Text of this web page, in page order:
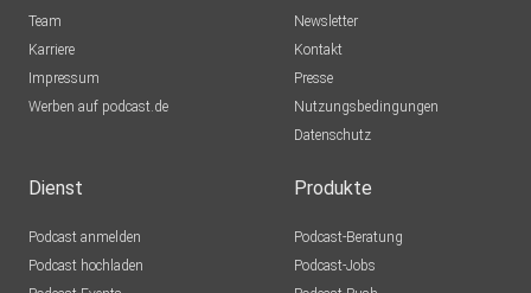
Team
Karriere
Impressum
Werben auf podcast.de
Newsletter
Kontakt
Presse
Nutzungsbedingungen
Datenschutz
Dienst
Podcast anmelden
Podcast hochladen
Produkte
Podcast-Beratung
Podcast-Jobs